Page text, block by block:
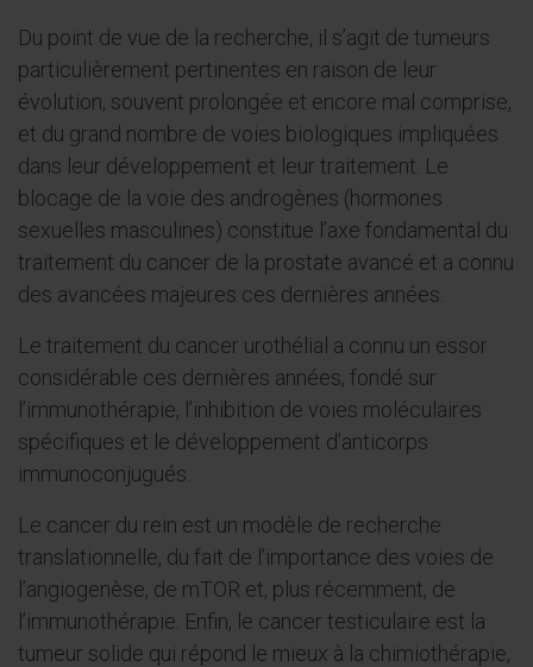
Du point de vue de la recherche, il s’agit de tumeurs
particulièrement pertinentes en raison de leur
évolution, souvent prolongée et encore mal comprise,
et du grand nombre de voies biologiques impliquées
dans leur développement et leur traitement. Le
blocage de la voie des androgènes (hormones
sexuelles masculines) constitue l’axe fondamental du
traitement du cancer de la prostate avancé et a connu
des avancées majeures ces dernières années.
Le traitement du cancer urothélial a connu un essor
considérable ces dernières années, fondé sur
l’immunothérapie, l’inhibition de voies moléculaires
spécifiques et le développement d’anticorps
immunoconjugués.
Le cancer du rein est un modèle de recherche
translationnelle, du fait de l’importance des voies de
l’angiogenèse, de mTOR et, plus récemment, de
l’immunothérapie. Enfin, le cancer testiculaire est la
tumeur solide qui répond le mieux à la chimiothérapie,